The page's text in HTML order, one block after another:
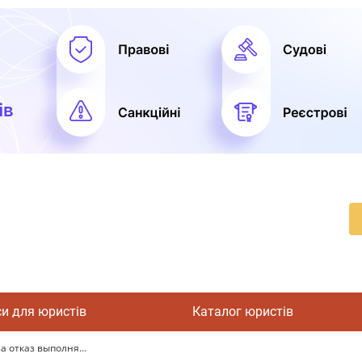
для юристів Каталог юристів
отказ выполня...